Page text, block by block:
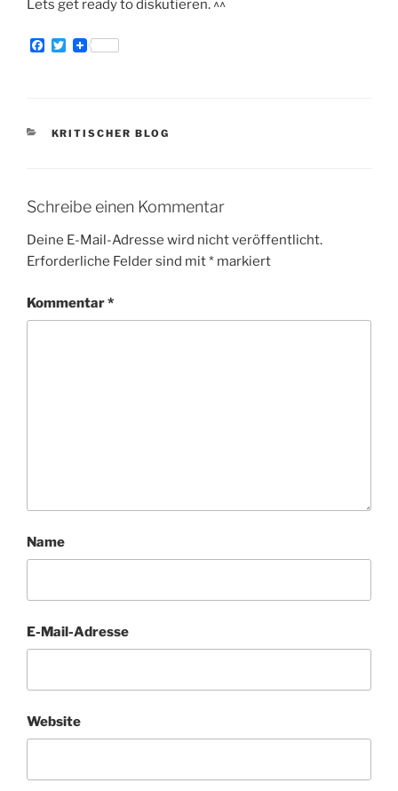
Lets get ready to diskutieren. ^^
F
o
T
r
KATEGORIEN
KRITISCHER BLOG
Schreibe einen Kommentar
Deine E-Mail-Adresse wird nicht veröffentlicht.
Erforderliche Felder sind mit* markiert
Kommentar*
Name
E-Mail-Adresse
Website